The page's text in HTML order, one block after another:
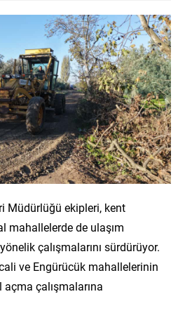
Müdürlüğü ekipleri, kent
mahallelerde de ulaşım
çalışmalarını sürdürüyor.
ve Engürücük mahallelerinin
çalışmalarına